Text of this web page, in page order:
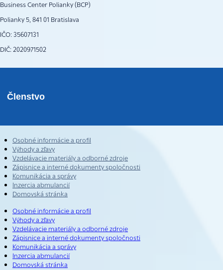
Business Center Polianky (BCP)
Polianky 5, 841 01 Bratislava
IČO: 35607131
DIČ: 2020971502
Členstvo
Osobné informácie a profil
Výhody a zľavy
Vzdelávacie materiály a odborné zdroje
Zápisnice a interné dokumenty spoločnosti
Komunikácia a správy
Inzercia abmulancií
Domovská stránka
Osobné informácie a profil
Výhody a zľavy
Vzdelávacie materiály a odborné zdroje
Zápisnice a interné dokumenty spoločnosti
Komunikácia a správy
Inzercia abmulancií
Domovská stránka